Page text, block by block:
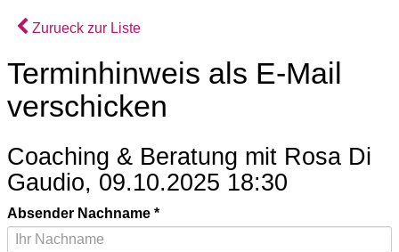
Zurueck zur Liste
Terminhinweis als E-Mail
verschicken
Coaching & Beratung mit Rosa Di
Gaudio, 09.10.2025 18:30
Absender Nachname